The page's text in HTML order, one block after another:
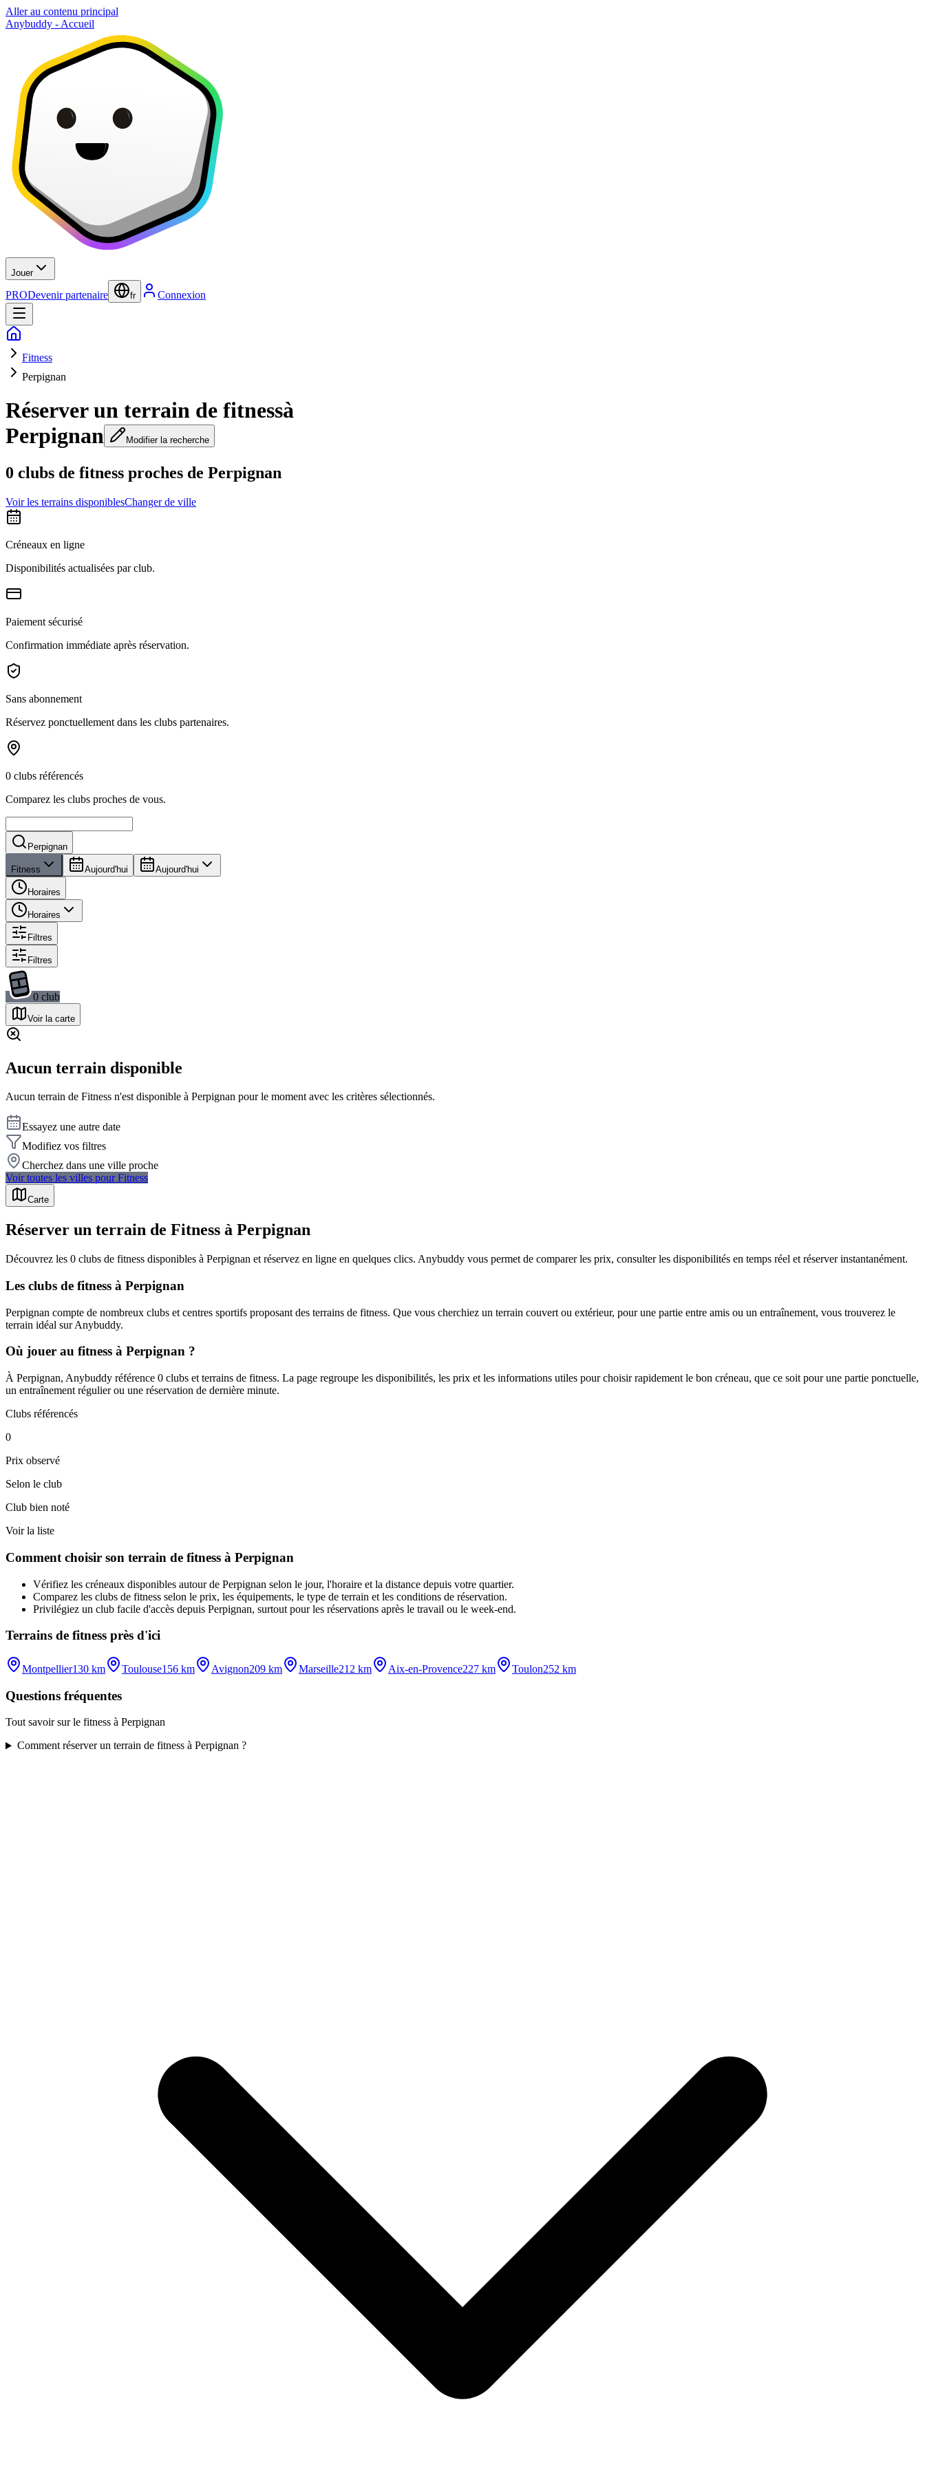
Aller au contenu principal
Anybuddy - Accueil
Jouer
PRODevenir partenaire fr Connexion
Fitness
Perpignan
Réserver un terrain de fitnessà
Perpignan
Modifier la recherche
0 clubs de fitness proches de Perpignan
Voir les terrains disponiblesChanger de ville
Créneaux en ligne
Disponibilités actualisées par club.
Paiement sécurisé
Confirmation immédiate après réservation.
Sans abonnement
Réservez ponctuellement dans les clubs partenaires.
0 clubs référencés
Comparez les clubs proches de vous.
Perpignan
Fitness Aujourd'hui Aujourd'hui
Horaires
Horaires
Filtres
Filtres
0 club
Voir la carte
Aucun terrain disponible
Aucun terrain de Fitness n'est disponible à Perpignan pour le moment avec les critères sélectionnés.
Essayez une autre date
Modifiez vos filtres
Cherchez dans une ville proche
Voir toutes les villes pour Fitness
Carte
Réserver un terrain de Fitness à Perpignan
Découvrez les 0 clubs de fitness disponibles à Perpignan et réservez en ligne en quelques clics. Anybuddy vous permet de comparer les prix, consulter les disponibilités en temps réel et réserver instantanément.
Les clubs de fitness à Perpignan
Perpignan compte de nombreux clubs et centres sportifs proposant des terrains de fitness. Que vous cherchiez un terrain couvert ou extérieur, pour une partie entre amis ou un entraînement, vous trouverez le
terrain idéal sur Anybuddy.
Où jouer au fitness à Perpignan ?
À Perpignan, Anybuddy référence 0 clubs et terrains de fitness. La page regroupe les disponibilités, les prix et les informations utiles pour choisir rapidement le bon créneau, que ce soit pour une partie ponctuelle,
un entraînement régulier ou une réservation de dernière minute.
Clubs référencés
0
Prix observé
Selon le club
Club bien noté
Voir la liste
Comment choisir son terrain de fitness à Perpignan
Vérifiez les créneaux disponibles autour de Perpignan selon le jour, l'horaire et la distance depuis votre quartier.
Comparez les clubs de fitness selon le prix, les équipements, le type de terrain et les conditions de réservation.
Privilégiez un club facile d'accès depuis Perpignan, surtout pour les réservations après le travail ou le week-end.
Terrains de fitness près d'ici
Montpellier130 km Toulouse156 km Avignon209 km Marseille212 km Aix-en-Provence227 km Toulon252 km
Questions fréquentes
Tout savoir sur le fitness à Perpignan
Comment réserver un terrain de fitness à Perpignan ?